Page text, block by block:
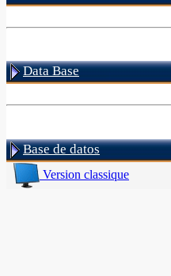
Data Base
Base de datos
Version classique